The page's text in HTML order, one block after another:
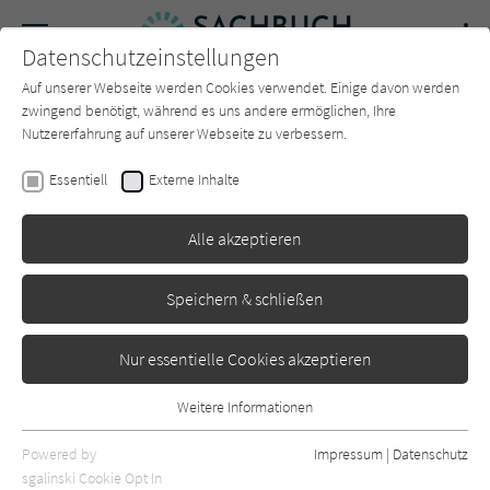
SUCHE Forum Charts Newsletter
Sonja Hartwig ,Neven Subotić
Erschienen: Juni 2022
Datenschutzeinstellungen
Auf unserer Webseite werden Cookies verwendet. Einige davon werden
zwingend benötigt, während es uns andere ermöglichen, Ihre
Nutzererfahrung auf unserer Webseite zu verbessern.
Essentiell Externe Inhalte
Alle akzeptieren
Speichern & schließen
Nur essentielle Cookies akzeptieren
Essentielle Cookies werden für grundlegende Funktionen der
Webseite benötigt. Dadurch ist gewährleistet, dass die Webseite
Weitere Informationen
Powered by
sgalinski Cookie Opt In
Impressum | Datenschutz